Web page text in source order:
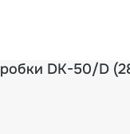
DK-50/D